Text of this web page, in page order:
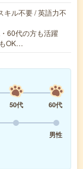
キル不要 / 英語力不
60代の方も活躍
OK…
50代
60代
男性